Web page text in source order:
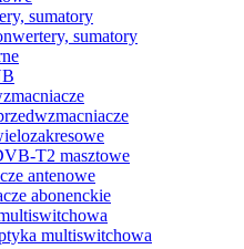
sumatory
sumatory
T2 masztowe
antenowe
abonenckie
multiswitchowa